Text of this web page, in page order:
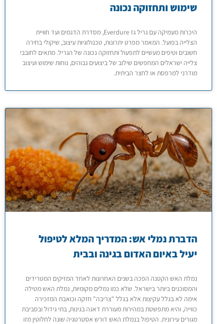
שימוש ותחזוקה נכונה
היכרות מעמיקה עם גריל גז Everdure, מסדרת הדגמים ועד חוויית
הצלייה בפועל. המאמר מפרט יתרונות, טכנולוגיות עיצוב, שיקולי בחירה
חשובים וטיפים מעשיים לתפעול ותחזוקה נכונה של הגריל. מתאים לחובבי
צלייה ישראלים המחפשים שילוב של ביצועים גבוהים, נוחות שימוש ועיצוב
מודרני למרפסת או לחצר הביתית.
הדברת נמלי אש: המדריך המלא לטיפול
יעיל באיום האדום בגינה ובבית
נמלת האש הקטנה הפכה בשנים האחרונות לאחד המזיקים המטרידים
והמסוכנים ביותר בישראל. שלא כמו נמלים מקומיות, נמלת האש מטילה
אימה לא בגלל עקיצות אלא בגלל "צריבה" חזקה וכואבת המזכירה
כווייה, והיא מתפשטת במהירות מעוררת דאגה בגינות, בתי גידול ובסביבת
מגורים עירונית. הטיפול בנמלת האש דורש אסטרטגיה שונה לחלוטין מזו